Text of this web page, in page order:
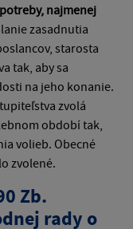
najmenej
zasadnutia
starosta
tak, aby sa
na jeho konanie.
zvolá
období tak,
volieb. Obecné
zvolené.
Zb.
rady o